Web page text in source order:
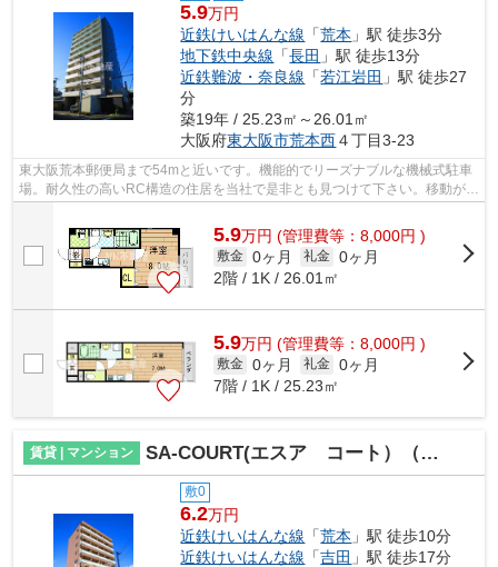
5.9万円
近鉄けいはんな線 「荒本 」駅 徒歩3分
地下鉄中央線 「長田 」駅 徒歩13分
近鉄難波・奈良線 「若江岩田 」駅 徒歩27
分
築19年 / 25.23㎡～26.01㎡
大阪府東大阪市荒本西４丁目3-23
東大阪荒本郵便局まで54mと近いです。機能的でリーズナブルな機械式駐車
場。耐久性の高いRC構造の住居を当社で是非とも見つけて下さい。移動が快
5.9万円 (管理費等：8,000円 )
敷金 0ヶ月 礼金 0ヶ月
2階 / 1K / 26.01㎡
5.9万円 (管理費等：8,000円 )
敷金 0ヶ月 礼金 0ヶ月
7階 / 1K / 25.23㎡
賃貸 | マンション SA-COURT(エスア コート）（荒本賃貸）
敷0
6.2万円
近鉄けいはんな線 「荒本 」駅 徒歩10分
近鉄けいはんな線 「吉田 」駅 徒歩17分